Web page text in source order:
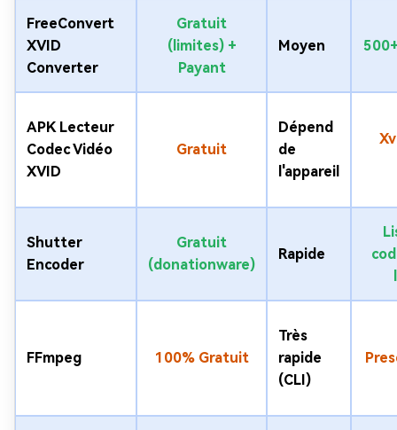
FreeConvert
XVID
Converter
Gratuit
(limites) +
Payant
Moyen
APK Lecteur
Codec Vidéo
XVID
Gratuit
Dépend
de
l'appareil
Shutter
Encoder
Gratuit
(donationware)
Rapide
FFmpeg 100% Gratuit
Très
rapide
(CLI)